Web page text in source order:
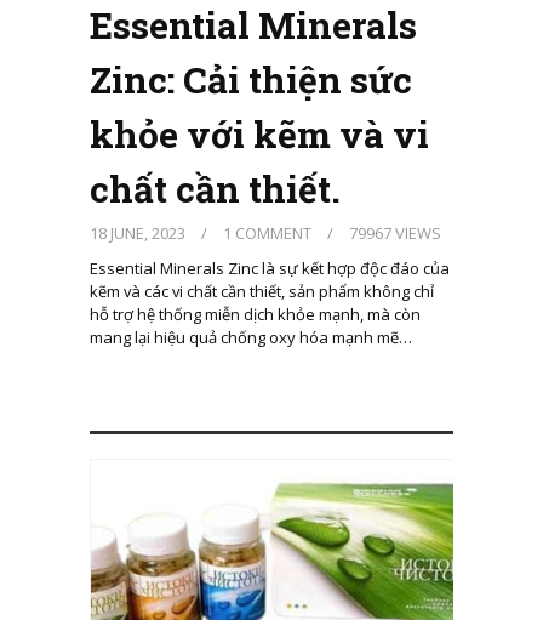
Essential Minerals
Zinc: Cải thiện sức
khỏe với kẽm và vi
chất cần thiết.
18 JUNE, 2023 / 1 COMMENT /
79967 VIEWS
Essential Minerals Zinc là sự kết hợp độc đáo của
kẽm và các vi chất cần thiết, sản phẩm không chỉ
hỗ trợ hệ thống miễn dịch khỏe mạnh, mà còn
mang lại hiệu quả chống oxy hóa mạnh mẽ…